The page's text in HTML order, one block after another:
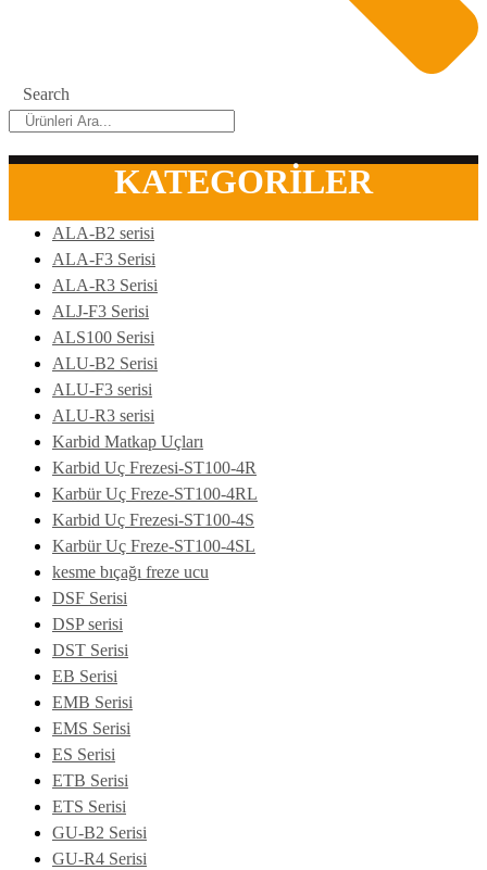
Search
KATEGORİLER
ALA-B2 serisi
ALA-F3 Serisi
ALA-R3 Serisi
ALJ-F3 Serisi
ALS100 Serisi
ALU-B2 Serisi
ALU-F3 serisi
ALU-R3 serisi
Karbid Matkap Uçları
Karbid Uç Frezesi-ST100-4R
Karbür Uç Freze-ST100-4RL
Karbid Uç Frezesi-ST100-4S
Karbür Uç Freze-ST100-4SL
kesme bıçağı freze ucu
DSF Serisi
DSP serisi
DST Serisi
EB Serisi
EMB Serisi
EMS Serisi
ES Serisi
ETB Serisi
ETS Serisi
GU-B2 Serisi
GU-R4 Serisi